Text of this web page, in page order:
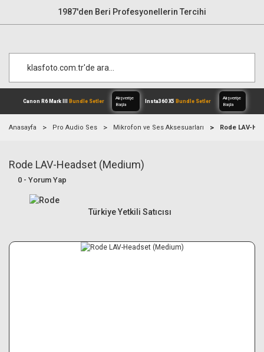
1987'den Beri Profesyonellerin Tercihi
Canon R6 Mark IIIBundle Setler
Anasayfa Pro Audio Ses Mikrofon ve Ses Aksesuarları Rode LAV-
Rode LAV-Headset (Medium)
0 - Yorum Yap
Türkiye Yetkili Satıcısı